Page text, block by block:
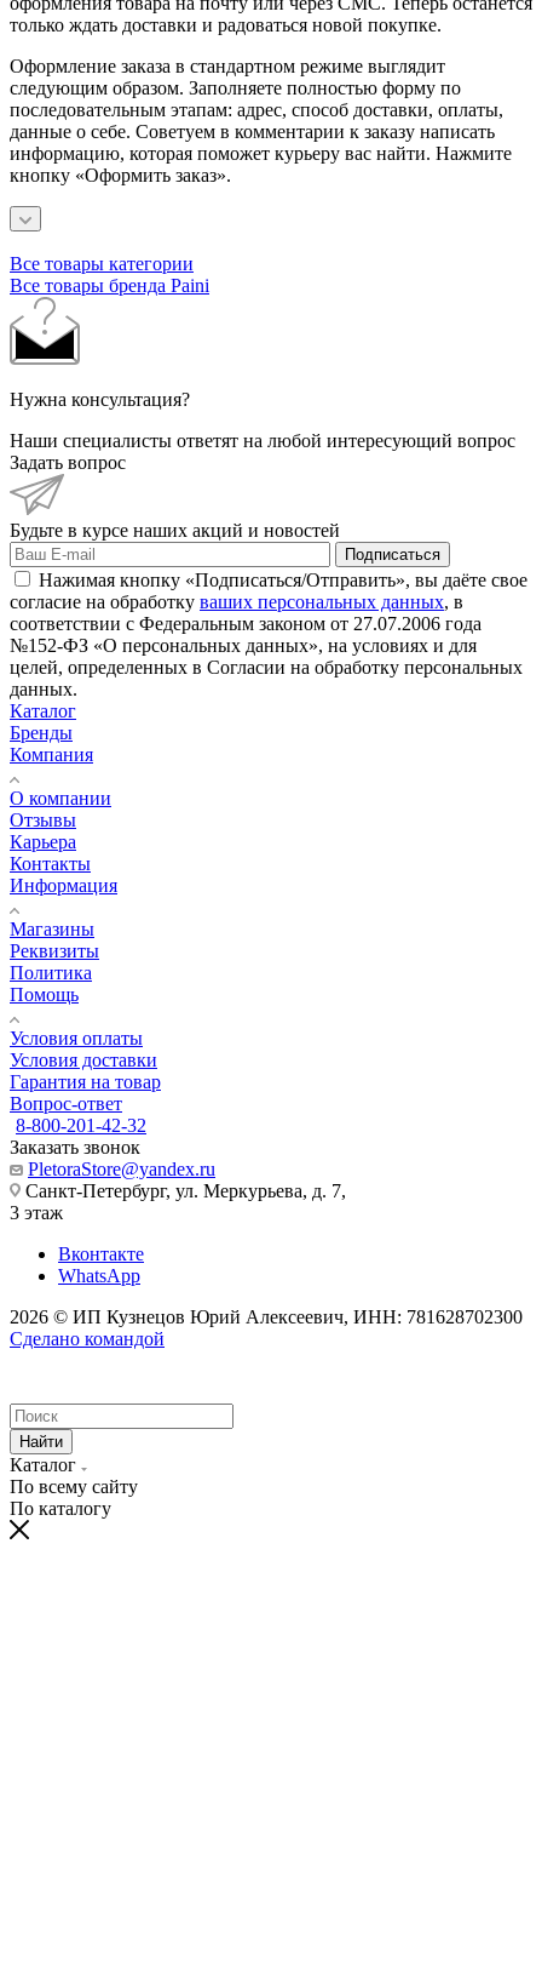
только ждать доставки и радоваться новой покупке.
Оформление заказа в стандартном режиме выглядит
следующим образом. Заполняете полностью форму по
последовательным этапам: адрес, способ доставки, оплаты,
данные о себе. Советуем в комментарии к заказу написать
информацию, которая поможет курьеру вас найти. Нажмите
кнопку «Оформить заказ».
Все товары категории
Все товары бренда Paini
Нужна консультация?
Наши специалисты ответят на любой интересующий вопрос
Задать вопрос
Будьте в курсе наших акций и новостей
Подписаться
Нажимая кнопку «Подписаться/Отправить», вы даёте свое
согласие на обработку ваших персональных данных, в
соответствии с Федеральным законом от 27.07.2006 года
№152-ФЗ «О персональных данных», на условиях и для
целей, определенных в Согласии на обработку персональных
данных.
Каталог
Бренды
Компания
О компании
Отзывы
Карьера
Контакты
Информация
Магазины
Реквизиты
Политика
Помощь
Условия оплаты
Условия доставки
Гарантия на товар
Вопрос-ответ
8-800-201-42-32
Заказать звонок
PletoraStore@yandex.ru
Санкт-Петербург, ул. Меркурьева, д. 7,
3 этаж
Вконтакте
WhatsApp
2026 © ИП Кузнецов Юрий Алексеевич, ИНН: 781628702300
Сделано командой
Найти
Каталог
По всему сайту
По каталогу